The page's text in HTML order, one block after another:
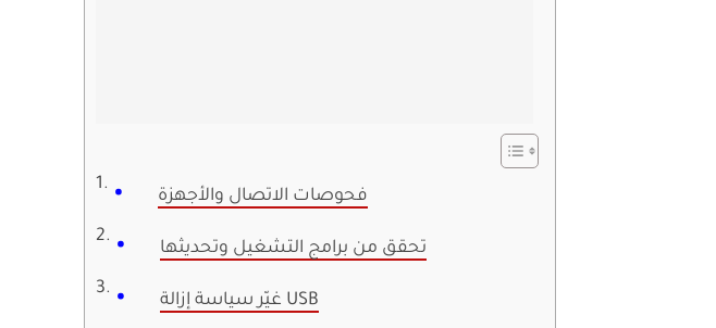
فحوصات الاتصال والأجهزة
تحقق من برامج التشغيل وتحديثها
غيّر سياسة إزالة USB